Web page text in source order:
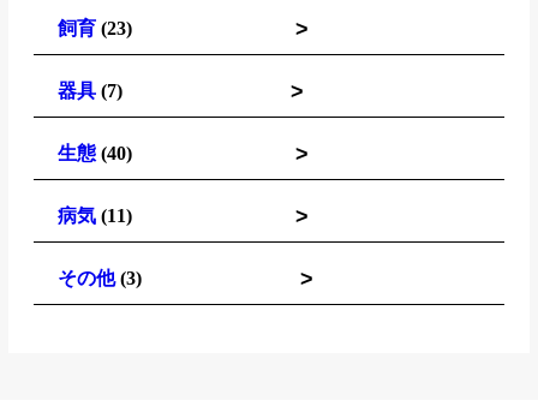
飼育(23) >
器具(7) >
生態(40) >
病気(11) >
その他(3) >